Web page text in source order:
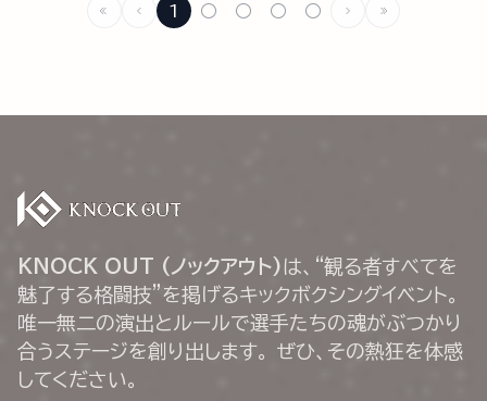
1 ○ ○ ○ ○
KNOCK OUT (ノックアウト) は、“観る者すべてを
魅了する格闘技”を掲げるキックボクシングイベント。
唯一無二の演出とルールで選手たちの魂がぶつかり
合うステージを創り出します。 ぜひ、その熱狂を体感
してください。